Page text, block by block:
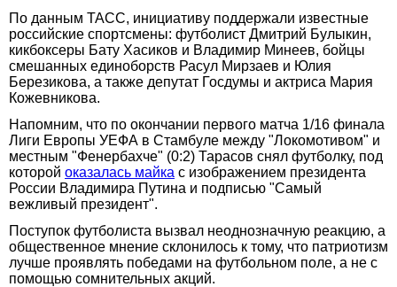
По данным ТАСС, инициативу поддержали известные
российские спортсмены: футболист Дмитрий Булыкин,
кикбоксеры Бату Хасиков и Владимир Минеев, бойцы
смешанных единоборств Расул Мирзаев и Юлия
Березикова, а также депутат Госдумы и актриса Мария
Кожевникова.
Напомним, что по окончании первого матча 1/16 финала
Лиги Европы УЕФА в Стамбуле между "Локомотивом" и
местным "Фенербахче" (0:2) Тарасов снял футболку, под
которой оказалась майка с изображением президента
России Владимира Путина и подписью "Самый
вежливый президент".
Поступок футболиста вызвал неоднозначную реакцию, а
общественное мнение склонилось к тому, что патриотизм
лучше проявлять победами на футбольном поле, а не с
помощью сомнительных акций.